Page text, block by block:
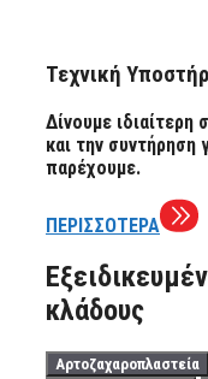
Τεχνική
Δίνουμε
και την συντήρηση
παρέχουμε.
ΠΕΡΙΣΣΟΤΕΡΑ
κλάδους
Αρτοζαχαροπλαστεία